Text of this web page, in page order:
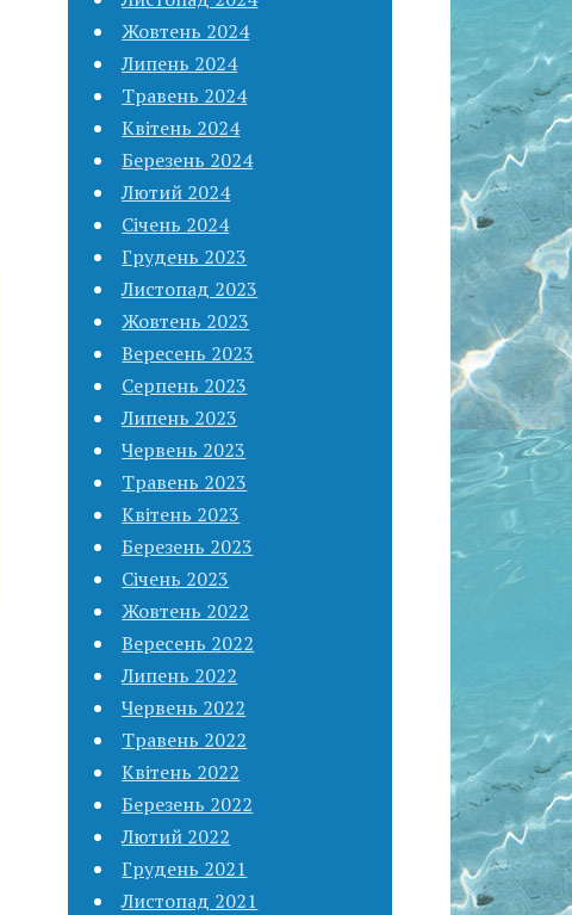
Жовтень 2024
Липень 2024
Травень 2024
Квітень 2024
Березень 2024
Лютий 2024
Січень 2024
Грудень 2023
Листопад 2023
Жовтень 2023
Вересень 2023
Серпень 2023
Липень 2023
Червень 2023
Травень 2023
Квітень 2023
Березень 2023
Січень 2023
Жовтень 2022
Вересень 2022
Липень 2022
Червень 2022
Травень 2022
Квітень 2022
Березень 2022
Лютий 2022
Грудень 2021
Листопад 2021